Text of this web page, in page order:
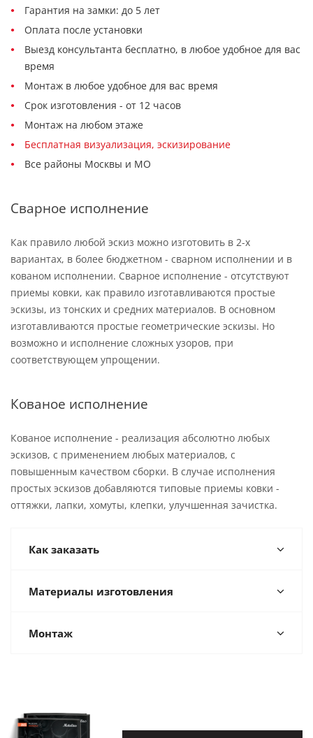
Гарантия на замки: до 5 лет
Оплата после установки
Выезд консультанта бесплатно, в любое удобное для вас
время
Монтаж в любое удобное для вас время
Срок изготовления - от 12 часов
Монтаж на любом этаже
Бесплатная визуализация, эскизирование
Все районы Москвы и МО
Сварное исполнение
Как правило любой эскиз можно изготовить в 2-х
вариантах, в более бюджетном - сварном исполнении и в
кованом исполнении. Сварное исполнение - отсутствуют
приемы ковки, как правило изготавливаются простые
эскизы, из тонских и средних материалов. В основном
изготавливаются простые геометрические эскизы. Но
возможно и исполнение сложных узоров, при
соответствующем упрощении.
Кованое исполнение
Кованое исполнение - реализация абсолютно любых
эскизов, с применением любых материалов, с
повышенным качеством сборки. В случае исполнения
простых эскизов добавляются типовые приемы ковки -
оттяжки, лапки, хомуты, клепки, улучшенная зачистка.
Как заказать
Материалы изготовления
Монтаж